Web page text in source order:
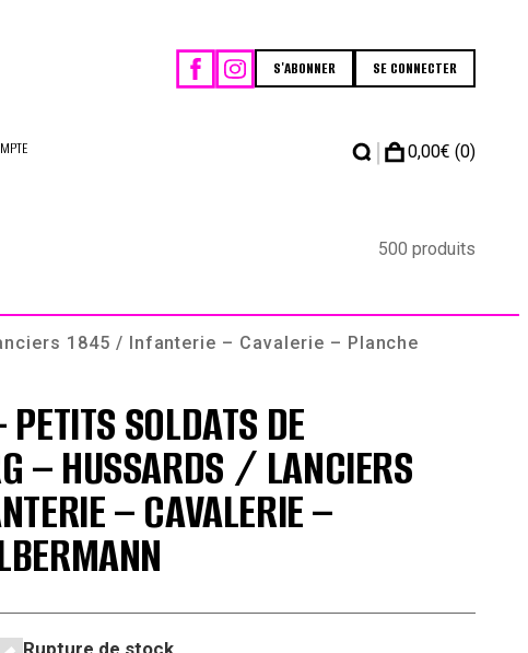
S'ABONNER SE CONNECTER
| 0,00€ (0)
500 produits
1845 / Infanterie – Cavalerie – Planche
SOLDATS DE
– HUSSARDS / LANCIERS
– CAVALERIE –
Rupture de stock